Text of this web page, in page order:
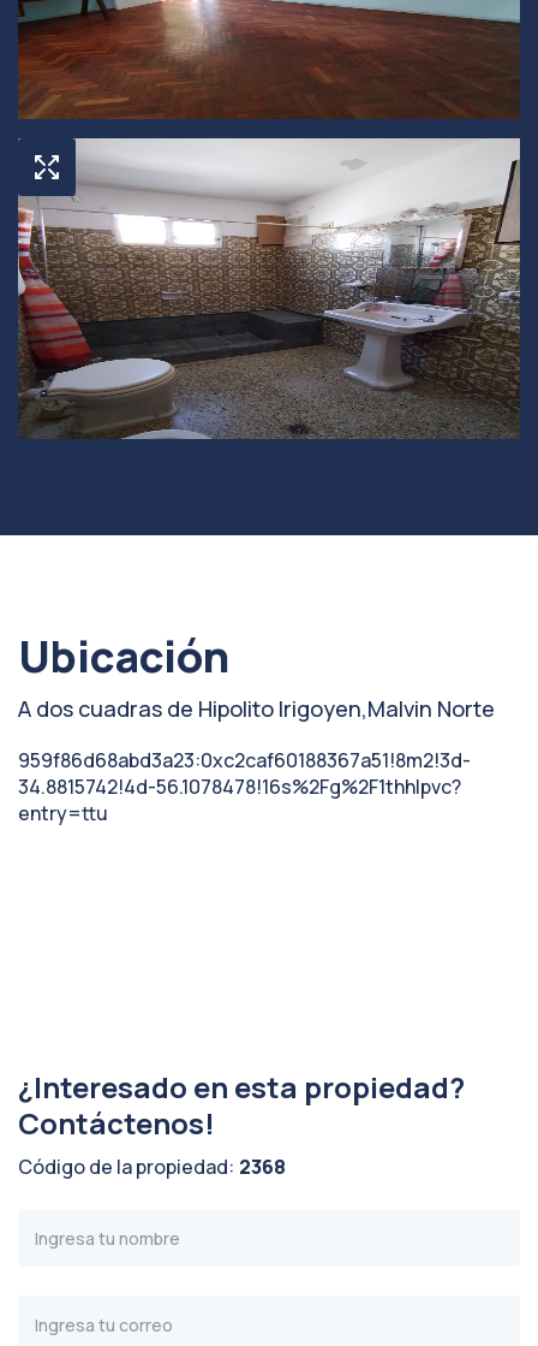
Ubicación
A dos cuadras de Hipolito Irigoyen,Malvin Norte
959f86d68abd3a23:0xc2caf60188367a51!8m2!3d-
34.8815742!4d-56.1078478!16s%2Fg%2F1thhlpvc?
entry=ttu
¿Interesado en esta propiedad?
Contáctenos!
Código de la propiedad: 2368